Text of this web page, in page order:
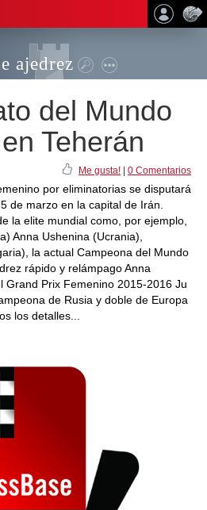
ajedrez
del Mundo
Teherán
Me gusta! 0 Comentarios
por eliminatorias se disputará
de marzo en la capital de Irán.
la elite mundial como, por ejemplo,
Anna Ushenina (Ucrania),
la actual Campeona del Mundo
rápido y relámpago Anna
Grand Prix Femenino 2015-2016 Ju
de Rusia y doble de Europa
los detalles...